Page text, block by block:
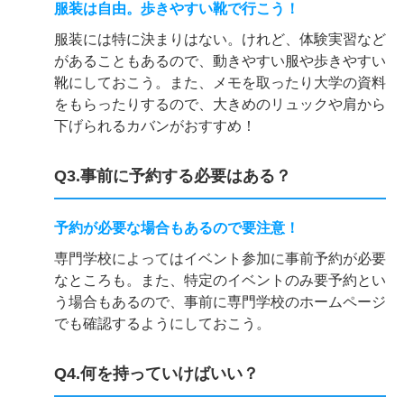
服装は自由。歩きやすい靴で行こう！
服装には特に決まりはない。けれど、体験実習など
があることもあるので、動きやすい服や歩きやすい
靴にしておこう。また、メモを取ったり大学の資料
をもらったりするので、大きめのリュックや肩から
下げられるカバンがおすすめ！
Q3.事前に予約する必要はある？
予約が必要な場合もあるので要注意！
専門学校によってはイベント参加に事前予約が必要
なところも。また、特定のイベントのみ要予約とい
う場合もあるので、事前に専門学校のホームページ
でも確認するようにしておこう。
Q4.何を持っていけばいい？